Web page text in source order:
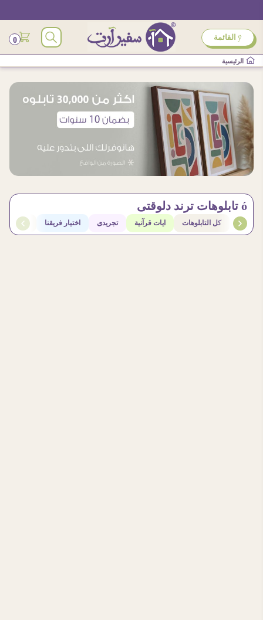
ÿ القائمة 0
الرئيسية
ó تابلوهات ترند دلوقتى
كل التابلوهات ايات قرآنية تجريدى اختيار فريقنا ورود و